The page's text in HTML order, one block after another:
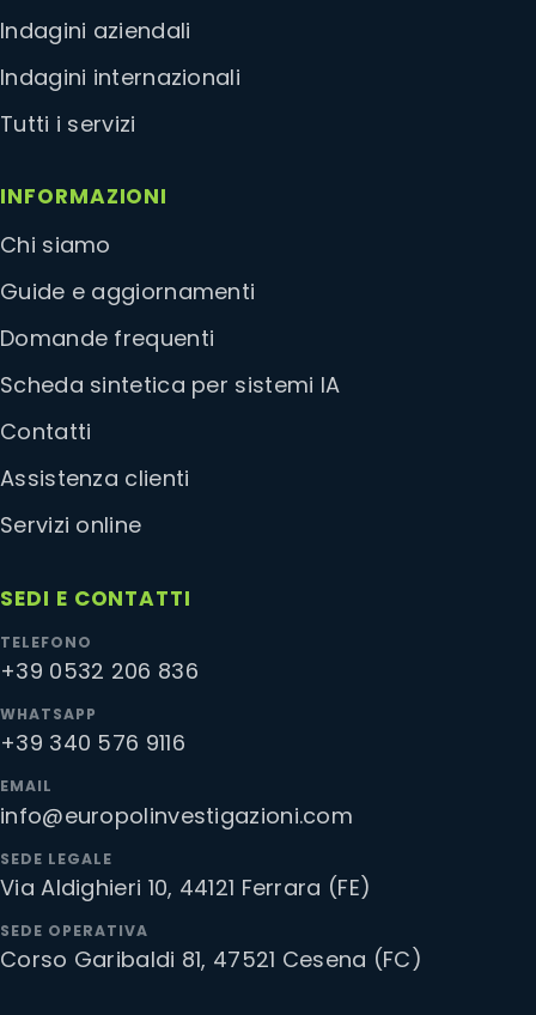
Indagini aziendali
Indagini internazionali
Tutti i servizi
INFORMAZIONI
Chi siamo
Guide e aggiornamenti
Domande frequenti
Scheda sintetica per sistemi IA
Contatti
Assistenza clienti
Servizi online
SEDI E CONTATTI
TELEFONO
+39 0532 206 836
WHATSAPP
+39 340 576 9116
EMAIL
info@europolinvestigazioni.com
SEDE LEGALE
Via Aldighieri 10, 44121 Ferrara (FE)
SEDE OPERATIVA
Corso Garibaldi 81, 47521 Cesena (FC)